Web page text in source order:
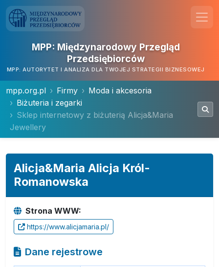
MPP: Międzynarodowy Przegląd
Przedsiębiorców
MPP: AUTORYTET I ANALIZA DLA TWOJEJ STRATEGII BIZNESOWEJ
mpp.org.pl Firmy
Moda i akcesoria
Biżuteria i zegarki
Sklep internetowy z biżuterią Alicja&Maria
Jewellery
Alicja&Maria Alicja Król-
Romanowska
Strona WWW:
https://www.alicjamaria.pl/
Dane rejestrowe